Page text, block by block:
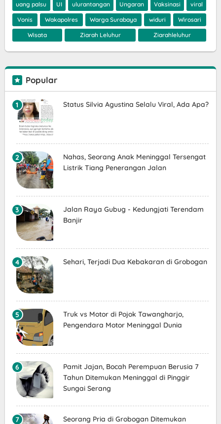
uang palsu UI ulurantangan Ungaran Vaksinasi viral
Vonis Wakapolres Warga Surabaya widuri Wirosari
Wisata Ziarah Leluhur Ziarahleluhur
Popular
Status Silvia Agustina Selalu Viral, Ada Apa?
Nahas, Seorang Anak Meninggal Tersengat
Listrik Tiang Penerangan Jalan
Jalan Raya Gubug - Kedungjati Terendam
Banjir
Sehari, Terjadi Dua Kebakaran di Grobogan
Truk vs Motor di Pojok Tawangharjo,
Pengendara Motor Meninggal Dunia
Pamit Jajan, Bocah Perempuan Berusia 7
Tahun Ditemukan Meninggal di Pinggir
Sungai Serang
Seorang Pria di Grobogan Ditemukan